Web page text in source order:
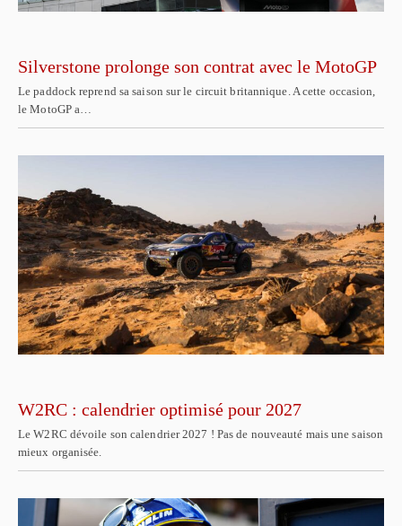
Silverstone prolonge son contrat avec le MotoGP
Le paddock reprend sa saison sur le circuit britannique. A cette occasion,
le MotoGP a…
W2RC : calendrier optimisé pour 2027
Le W2RC dévoile son calendrier 2027 ! Pas de nouveauté mais une saison
mieux organisée.